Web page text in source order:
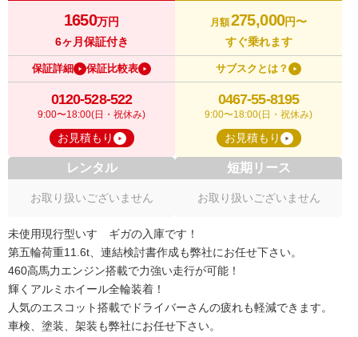
1650万円
6ヶ月保証付き
保証詳細 保証比較表
0120-528-522
9:00〜18:00(日・祝休み)
お見積もり
月額275,000円〜
すぐ乗れます
サブスクとは？
0467-55-8195
9:00〜18:00(日・祝休み)
お見積もり
レンタル
お取り扱いございません
短期リース
お取り扱いございません
未使用現行型いすゞギガの入庫です！
第五輪荷重11.6t、連結検討書作成も弊社にお任せ下さい。
460高馬力エンジン搭載で力強い走行が可能！
輝くアルミホイール全輪装着！
人気のエスコット搭載でドライバーさんの疲れも軽減できます。
車検、塗装、架装も弊社にお任せ下さい。